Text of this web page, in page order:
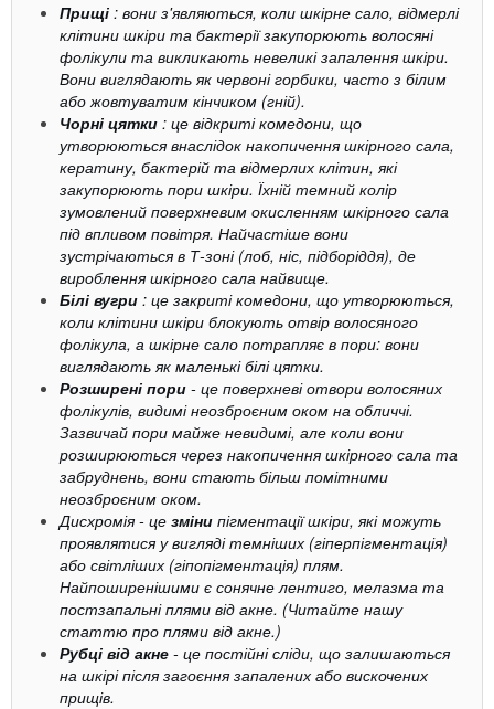
Прищі : вони з'являються, коли шкірне сало, відмерлі
клітини шкіри та бактерії закупорюють волосяні
фолікули та викликають невеликі запалення шкіри.
Вони виглядають як червоні горбики, часто з білим
або жовтуватим кінчиком (гній).
Чорні цятки : це відкриті комедони, що
утворюються внаслідок накопичення шкірного сала,
кератину, бактерій та відмерлих клітин, які
закупорюють пори шкіри. Їхній темний колір
зумовлений поверхневим окисленням шкірного сала
під впливом повітря. Найчастіше вони
зустрічаються в Т-зоні (лоб, ніс, підборіддя), де
вироблення шкірного сала найвище.
Білі вугри : це закриті комедони, що утворюються,
коли клітини шкіри блокують отвір волосяного
фолікула, а шкірне сало потрапляє в пори: вони
виглядають як маленькі білі цятки.
Розширені пори - це поверхневі отвори волосяних
фолікулів, видимі неозброєним оком на обличчі.
Зазвичай пори майже невидимі, але коли вони
розширюються через накопичення шкірного сала та
забруднень, вони стають більш помітними
неозброєним оком.
Дисхромія - це зміни пігментації шкіри, які можуть
проявлятися у вигляді темніших (гіперпігментація)
або світліших (гіпопігментація) плям.
Найпоширенішими є сонячне лентиго, мелазма та
постзапальні плями від акне. (Читайте нашу
статтю про плями від акне.)
Рубці від акне - це постійні сліди, що залишаються
на шкірі після загоєння запалених або вискочених
прищів.